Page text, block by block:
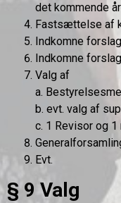
det kommende
Fastsættelse af
Indkomne
Indkomne
Valg af
a.
b. evt. valg af
c. 1 Revisor og
Evt.
§ 9 Valg